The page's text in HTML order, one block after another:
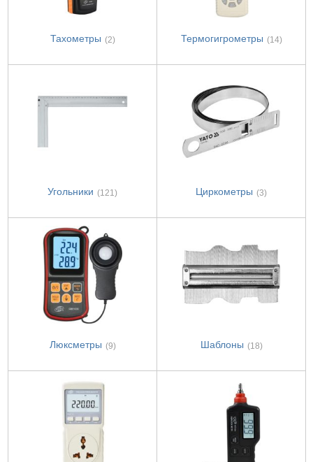
Тахометры (2) Термогигрометры (14)
Угольники (121) Циркометры (3)
Люксметры (9) Шаблоны (18)